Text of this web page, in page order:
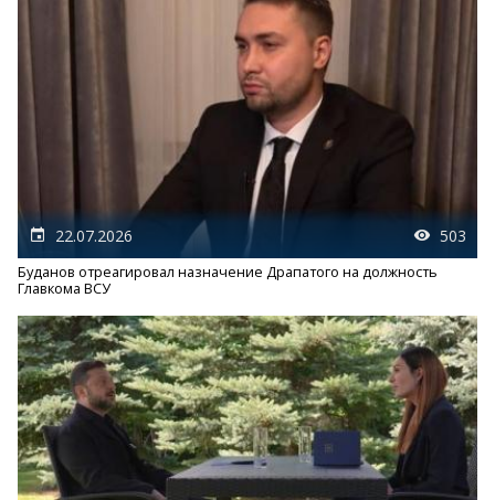
22.07.2026 503
Буданов отреагировал назначение Драпатого на должность
Главкома ВСУ